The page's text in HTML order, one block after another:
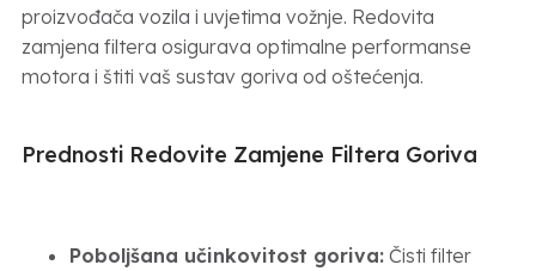
proizvođača vozila i uvjetima vožnje. Redovita
zamjena filtera osigurava optimalne performanse
motora i štiti vaš sustav goriva od oštećenja.
Prednosti Redovite Zamjene Filtera Goriva
Poboljšana učinkovitost goriva:Čisti filter